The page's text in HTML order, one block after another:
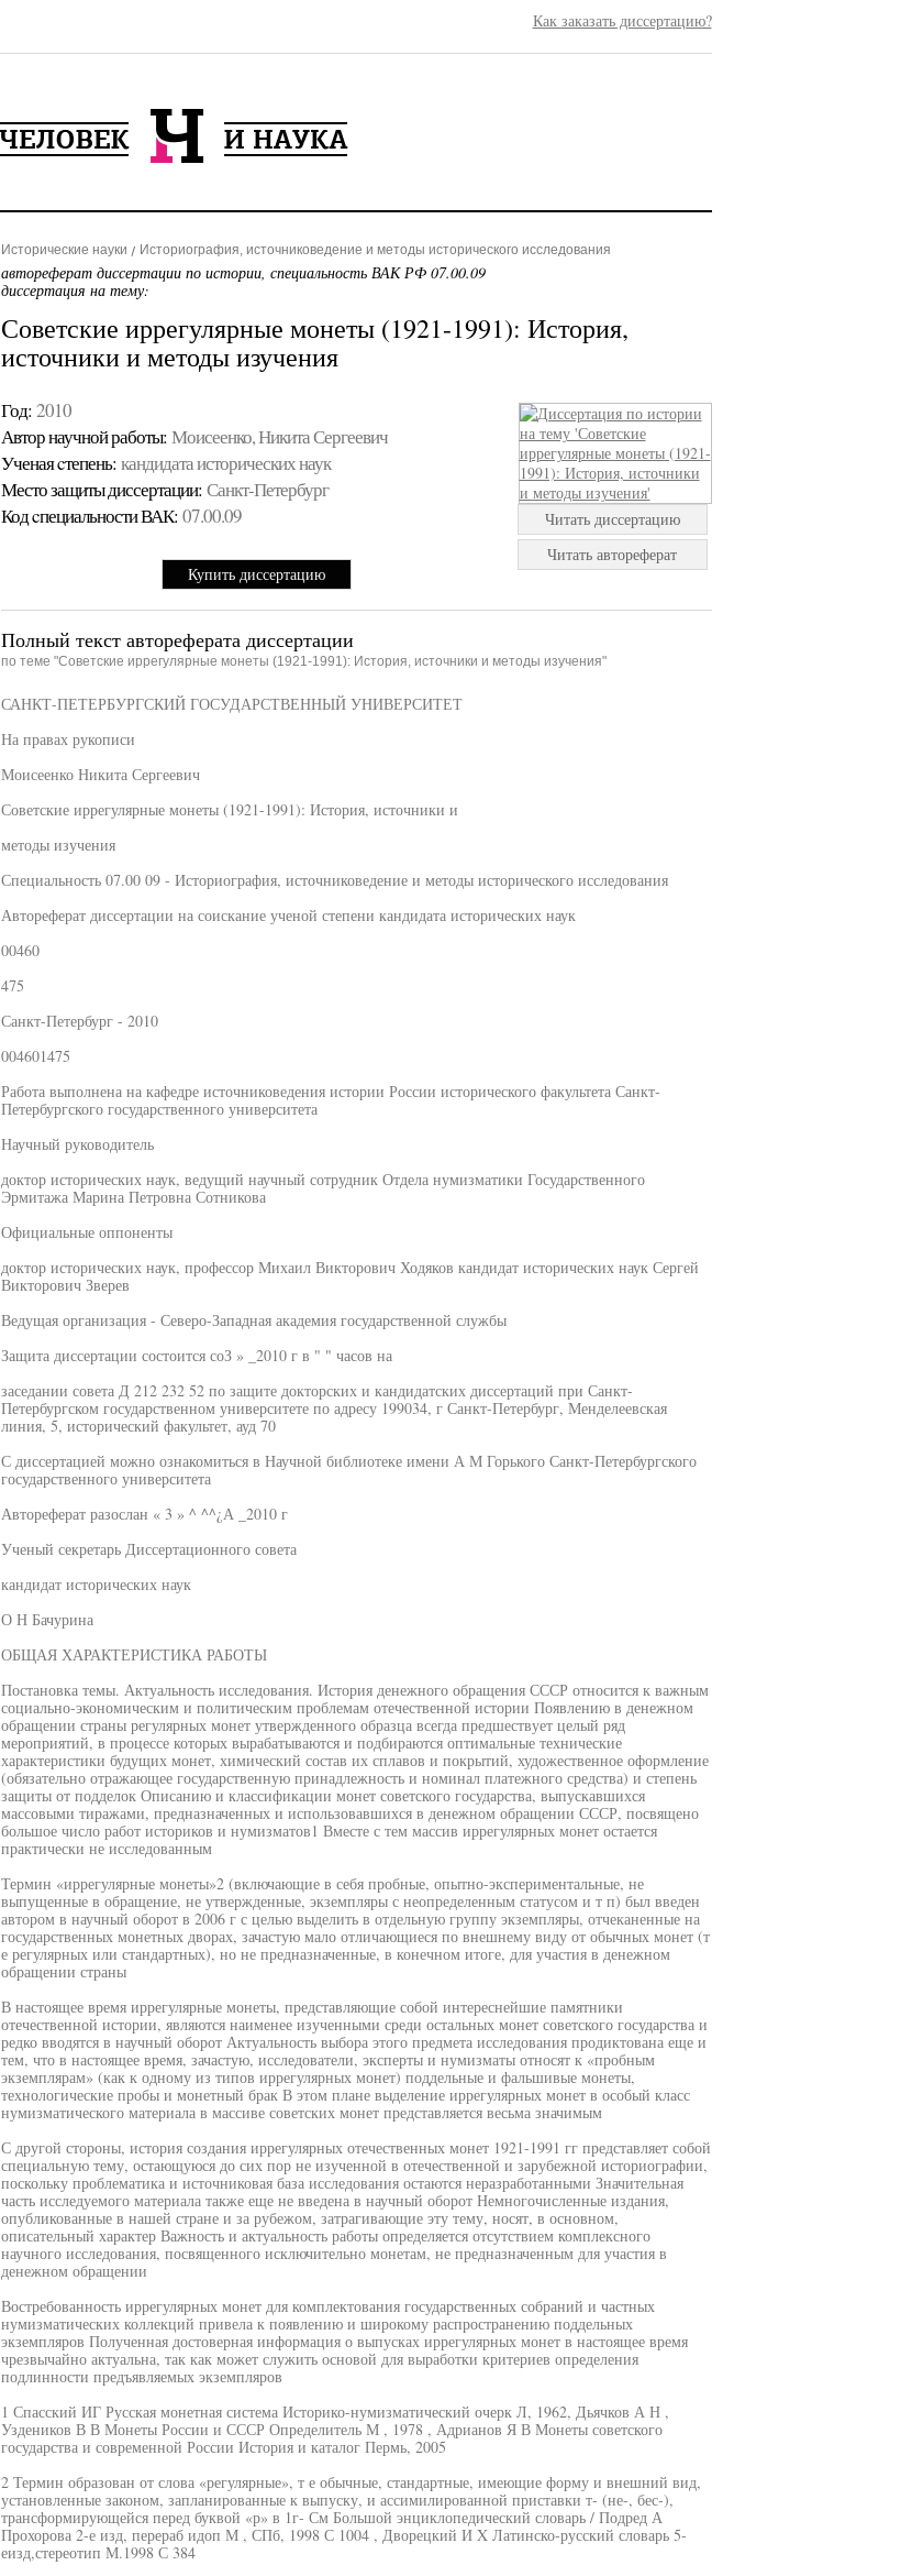
Как заказать диссертацию?
Исторические науки Историография, источниковедение и методы исторического исследования
автореферат диссертации по истории, специальность ВАК РФ 07.00.09
диссертация на тему:
Советские иррегулярные монеты (1921-1991): История,
источники и методы изучения
Год: 2010
Автор научной работы: Моисеенко, Никита Сергеевич
Ученая cтепень: кандидата исторических наук
Место защиты диссертации: Санкт-Петербург
Код cпециальности ВАК: 07.00.09
Купить диссертацию
Читать диссертацию
Читать автореферат
Полный текст автореферата диссертации
по теме "Советские иррегулярные монеты (1921-1991): История, источники и методы изучения"
САНКТ-ПЕТЕРБУРГСКИЙ ГОСУДАРСТВЕННЫЙ УНИВЕРСИТЕТ
На правах рукописи
Моисеенко Никита Сергеевич
Советские иррегулярные монеты (1921-1991): История, источники и
методы изучения
Специальность 07.00 09 - Историография, источниковедение и методы исторического исследования
Автореферат диссертации на соискание ученой степени кандидата исторических наук
00460
475
Санкт-Петербург - 2010
004601475
Работа выполнена на кафедре источниковедения истории России исторического факультета Санкт-
Петербургского государственного университета
Научный руководитель
доктор исторических наук, ведущий научный сотрудник Отдела нумизматики Государственного
Эрмитажа Марина Петровна Сотникова
Официальные оппоненты
доктор исторических наук, профессор Михаил Викторович Ходяков кандидат исторических наук Сергей
Викторович Зверев
Ведущая организация - Северо-Западная академия государственной службы
Защита диссертации состоится соЗ » _2010 г в " " часов на
заседании совета Д 212 232 52 по защите докторских и кандидатских диссертаций при Санкт-
Петербургском государственном университете по адресу 199034, г Санкт-Петербург, Менделеевская
линия, 5, исторический факультет, ауд 70
С диссертацией можно ознакомиться в Научной библиотеке имени А М Горького Санкт-Петербургского
государственного университета
Автореферат разослан « 3 » ^ ^^¿А _2010 г
Ученый секретарь Диссертационного совета
кандидат исторических наук
О Н Бачурина
ОБЩАЯ ХАРАКТЕРИСТИКА РАБОТЫ
Постановка темы. Актуальность исследования. История денежного обращения СССР относится к важным
социально-экономическим и политическим проблемам отечественной истории Появлению в денежном
обращении страны регулярных монет утвержденного образца всегда предшествует целый ряд
мероприятий, в процессе которых вырабатываются и подбираются оптимальные технические
характеристики будущих монет, химический состав их сплавов и покрытий, художественное оформление
(обязательно отражающее государственную принадлежность и номинал платежного средства) и степень
защиты от подделок Описанию и классификации монет советского государства, выпускавшихся
массовыми тиражами, предназначенных и использовавшихся в денежном обращении СССР, посвящено
большое число работ историков и нумизматов1 Вместе с тем массив иррегулярных монет остается
практически не исследованным
Термин «иррегулярные монеты»2 (включающие в себя пробные, опытно-экспериментальные, не
выпущенные в обращение, не утвержденные, экземпляры с неопределенным статусом и т п) был введен
автором в научный оборот в 2006 г с целью выделить в отдельную группу экземпляры, отчеканенные на
государственных монетных дворах, зачастую мало отличающиеся по внешнему виду от обычных монет (т
е регулярных или стандартных), но не предназначенные, в конечном итоге, для участия в денежном
обращении страны
В настоящее время иррегулярные монеты, представляющие собой интереснейшие памятники
отечественной истории, являются наименее изученными среди остальных монет советского государства и
редко вводятся в научный оборот Актуальность выбора этого предмета исследования продиктована еще и
тем, что в настоящее время, зачастую, исследователи, эксперты и нумизматы относят к «пробным
экземплярам» (как к одному из типов иррегулярных монет) поддельные и фальшивые монеты,
технологические пробы и монетный брак В этом плане выделение иррегулярных монет в особый класс
нумизматического материала в массиве советских монет представляется весьма значимым
С другой стороны, история создания иррегулярных отечественных монет 1921-1991 гг представляет собой
специальную тему, остающуюся до сих пор не изученной в отечественной и зарубежной историографии,
поскольку проблематика и источниковая база исследования остаются неразработанными Значительная
часть исследуемого материала также еще не введена в научный оборот Немногочисленные издания,
опубликованные в нашей стране и за рубежом, затрагивающие эту тему, носят, в основном,
описательный характер Важность и актуальность работы определяется отсутствием комплексного
научного исследования, посвященного исключительно монетам, не предназначенным для участия в
денежном обращении
Востребованность иррегулярных монет для комплектования государственных собраний и частных
нумизматических коллекций привела к появлению и широкому распространению поддельных
экземпляров Полученная достоверная информация о выпусках иррегулярных монет в настоящее время
чрезвычайно актуальна, так как может служить основой для выработки критериев определения
подлинности предъявляемых экземпляров
1 Спасский ИГ Русская монетная система Историко-нумизматический очерк Л, 1962, Дьячков А Н ,
Уздеников В В Монеты России и СССР Определитель М , 1978 , Адрианов Я В Монеты советского
государства и современной России История и каталог Пермь, 2005
2 Термин образован от слова «регулярные», т е обычные, стандартные, имеющие форму и внешний вид,
установленные законом, запланированные к выпуску, и ассимилированной приставки т- (не-, бес-),
трансформирующейся перед буквой «р» в 1г- См Большой энциклопедический словарь / Подред А
Прохорова 2-е изд, перераб идоп М , СПб, 1998 С 1004 , Дворецкий И X Латинско-русский словарь 5-
еизд,стереотип М.1998 С 384